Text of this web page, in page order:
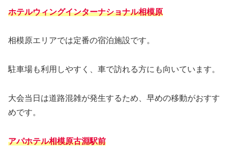
ホテルウィングインターナショナル相模原
相模原エリアでは定番の宿泊施設です。
駐車場も利用しやすく、車で訪れる方にも向いています。
大会当日は道路混雑が発生するため、早めの移動がおすす
めです。
アパホテル相模原古淵駅前